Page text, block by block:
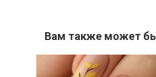
Вам также может